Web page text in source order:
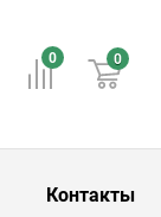
0 0
Контакты